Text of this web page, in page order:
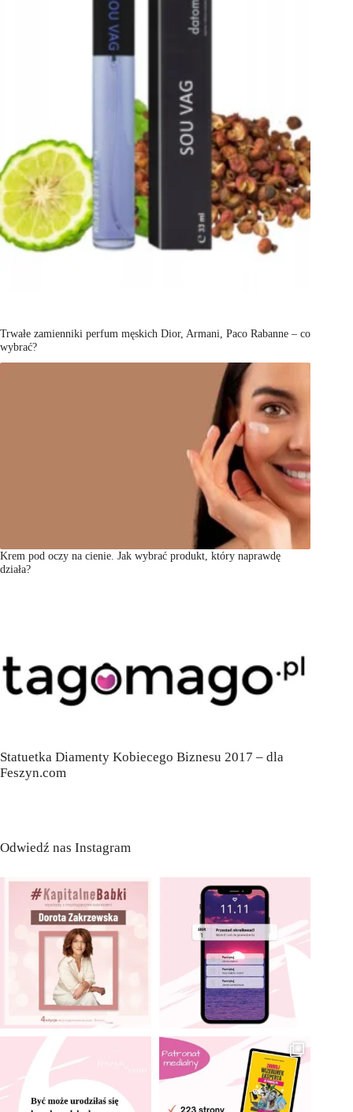
Trwałe zamienniki perfum męskich Dior, Armani, Paco Rabanne – co
wybrać?
Krem pod oczy na cienie. Jak wybrać produkt, który naprawdę
działa?
Statuetka Diamenty Kobiecego Biznesu 2017 – dla
Feszyn.com
Odwiedź nas Instagram